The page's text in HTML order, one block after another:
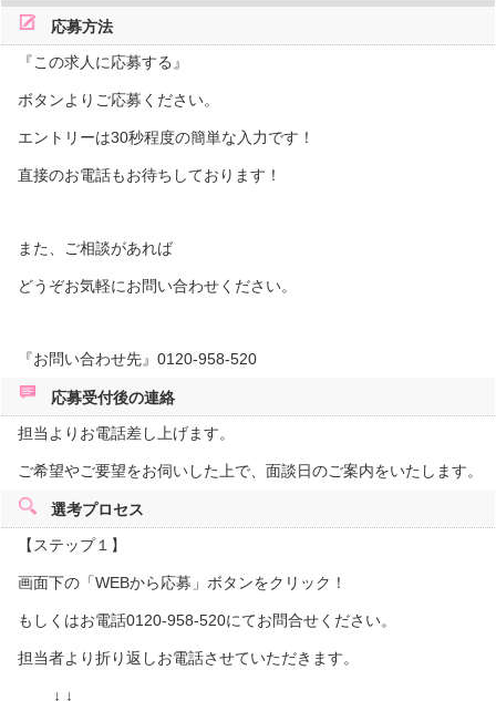
応募方法
『この求人に応募する』
ボタンよりご応募ください。
エントリーは30秒程度の簡単な入力です！
直接のお電話もお待ちしております！
また、ご相談があれば
どうぞお気軽にお問い合わせください。
『お問い合わせ先』0120-958-520
応募受付後の連絡
担当よりお電話差し上げます。
ご希望やご要望をお伺いした上で、面談日のご案内をいたします。
選考プロセス
【ステップ１】
画面下の「WEBから応募」ボタンをクリック！
もしくはお電話0120-958-520にてお問合せください。
担当者より折り返しお電話させていただきます。
↓ ↓